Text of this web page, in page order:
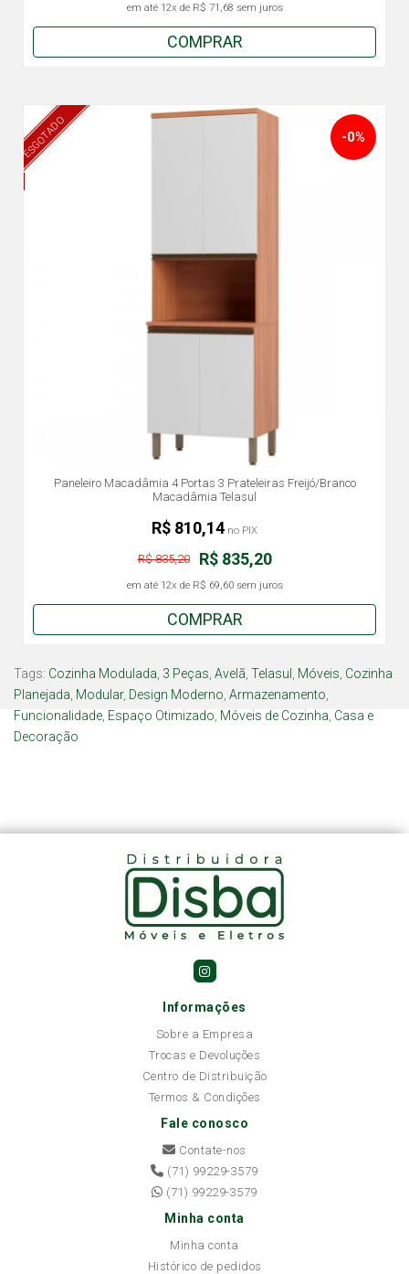
em até 12x de R$ 71,68 sem juros
COMPRAR
ESGOTADO
Paneleiro Macadâmia 4 Portas 3 Prateleiras Freijó/Branco
Macadâmia Telasul
-0%
R$ 835,20
R$ 835,20
em até 12x de R$ 69,60sem juros
R$ 810,14 no PIX
COMPRAR
Tags: Cozinha Modulada 3 Peças Avelã Telasul Móveis Cozinha
Planejada Modular, Design Moderno Armazenamento
Funcionalidade Espaço Otimizado Móveis de Cozinha Casa e
Decoração
Informações
Sobre a Empresa
Trocas e Devoluções
Centro de Distribuição
Termos & Condições
Fale conosco
Contate-nos
(71) 99229-3579
(71) 99229-3579
Minha conta
Minha conta
Histórico de pedidos